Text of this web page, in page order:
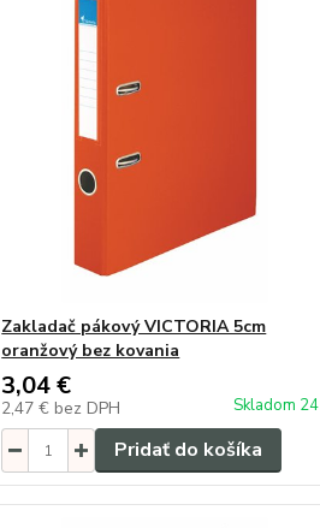
Zakladač pákový VICTORIA 5cm
oranžový bez kovania
3,04 €
2,47 € bez DPH Skladom 24
Pridať do košíka